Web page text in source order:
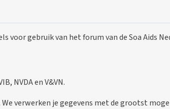
gebruik van het forum van de Soa Aids
NVDA en V&VN.
verwerken je gegevens met de grootst